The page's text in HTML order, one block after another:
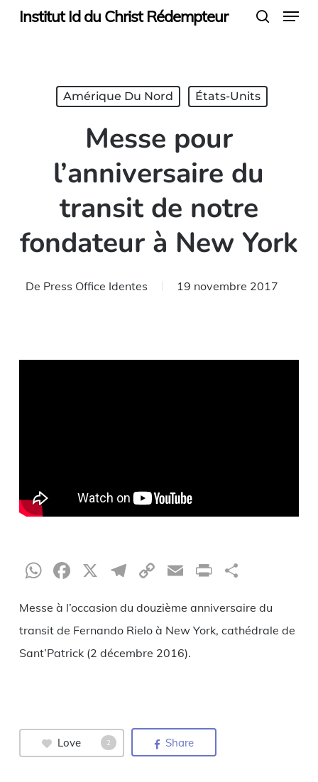
SkipInstitut Id du Christ Rédempteur Menu
Amérique Du Nord États-Units
Messe pour
l’anniversaire du
transit de notre
fondateur à New York
De Press Office Identes 19 novembre 2017
WhatsApp
Facebook
X Telegram
CopyEmailPrint
Messe à l’occasion du douzième anniversaire du
transit de Fernando Rielo à New York, cathédrale de
Sant’Patrick (2 décembre 2016).
Love 2 Share